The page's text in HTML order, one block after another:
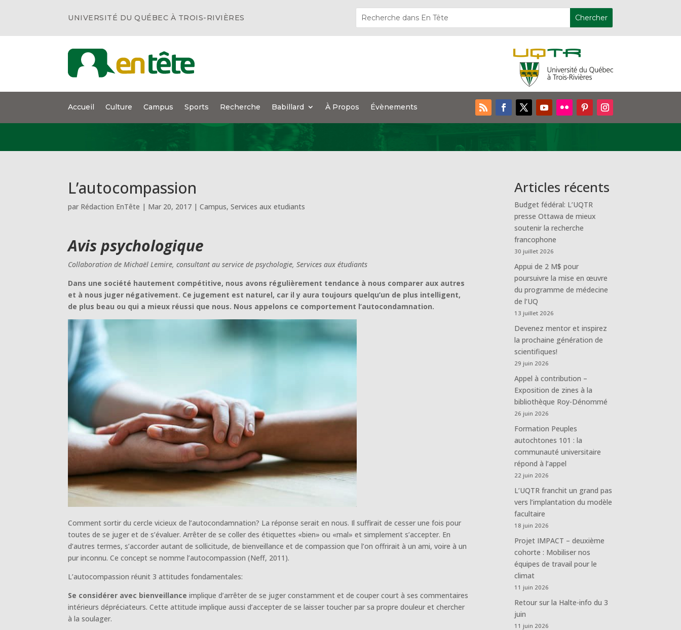
UNIVERSITÉ DU QUÉBEC À TROIS-RIVIÈRES
Accueil Culture Campus Sports Recherche Babillard À Propos Évènements
L’autocompassion
par Rédaction EnTête | Mar 20, 2017 |Campus,Services aux etudiants
Avis psychologique
Collaboration de Michaël Lemire, consultant au service de psychologie, Services aux étudiants
Dans une société hautement compétitive, nous avons régulièrement tendance à nous comparer aux autres
et à nous juger négativement. Ce jugement est naturel, car il y aura toujours quelqu’un de plus intelligent,
de plus beau ou qui a mieux réussi que nous. Nous appelons ce comportement l’autocondamnation.
Comment sortir du cercle vicieux de l’autocondamnation? La réponse serait en nous. Il suffirait de cesser une fois pour
toutes de se juger et de s’évaluer. Arrêter de se coller des étiquettes «bien» ou «mal» et simplement s’accepter. En
d’autres termes, s’accorder autant de sollicitude, de bienveillance et de compassion que l’on offrirait à un ami, voire à un
pur inconnu. Ce concept se nomme l’autocompassion (Neff, 2011).
L’autocompassion réunit 3 attitudes fondamentales:
Se considérer avec bienveillance implique d’arrêter de se juger constamment et de couper court à ses commentaires
intérieurs dépréciateurs. Cette attitude implique aussi d’accepter de se laisser toucher par sa propre douleur et chercher
à la soulager.
Articles récents
Budget fédéral: L’UQTR
presse Ottawa de mieux
soutenir la recherche
francophone
30 juillet 2026
Appui de 2 M$ pour
poursuivre la mise en œuvre
du programme de médecine
de l’UQ
13 juillet 2026
Devenez mentor et inspirez
la prochaine génération de
scientifiques!
29 juin 2026
Appel à contribution –
Exposition de zines à la
bibliothèque Roy-Dénommé
26 juin 2026
Formation Peuples
autochtones 101 : la
communauté universitaire
répond à l’appel
22 juin 2026
L’UQTR franchit un grand pas
vers l’implantation du modèle
facultaire
18 juin 2026
Projet IMPACT – deuxième
cohorte : Mobiliser nos
équipes de travail pour le
climat
11 juin 2026
Retour sur la Halte-info du 3
juin
11 juin 2026